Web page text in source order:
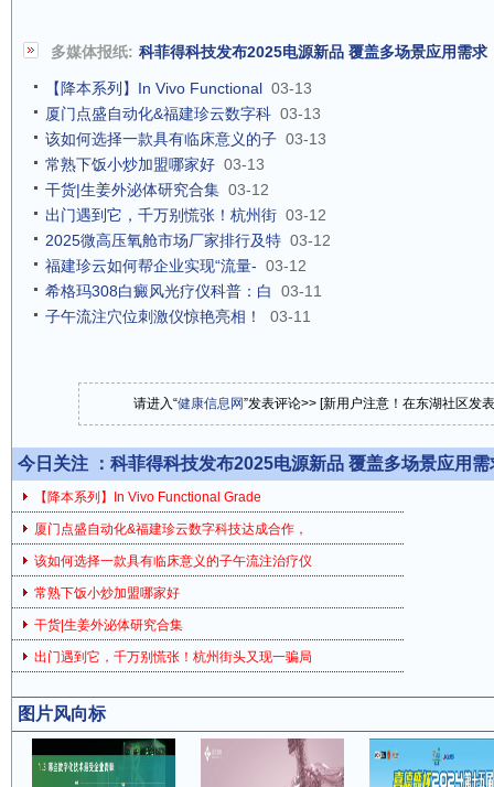
多媒体报纸: 科菲得科技发布2025电源新品 覆盖多场景应用需求
【降本系列】In Vivo Functional 03-13
厦门点盛自动化&福建珍云数字科 03-13
该如何选择一款具有临床意义的子 03-13
常熟下饭小炒加盟哪家好 03-13
干货|生姜外泌体研究合集 03-12
出门遇到它，千万别慌张！杭州街 03-12
2025微高压氧舱市场厂家排行及特 03-12
福建珍云如何帮企业实现“流量- 03-12
希格玛308白癜风光疗仪科普：白
03-11
子午流注穴位刺激仪惊艳亮相！
03-11
请进入“健康信息网”发表评论>> [新用户注意！在东湖社区发
今日关注 ： 科菲得科技发布2025电源新品 覆盖多场景应用需
【降本系列】In Vivo Functional Grade
厦门点盛自动化&福建珍云数字科技达成合作，
该如何选择一款具有临床意义的子午流注治疗仪
常熟下饭小炒加盟哪家好
干货|生姜外泌体研究合集
出门遇到它，千万别慌张！杭州街头又现一骗局
图片风向标